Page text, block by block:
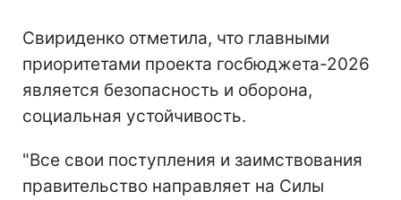
Свириденко отметила, что главными
приоритетами проекта госбюджета-2026
является безопасность и оборона,
социальная устойчивость.
"Все свои поступления и заимствования
правительство направляет на Силы